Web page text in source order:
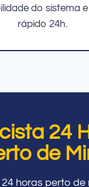
do sistema
rápido 24h.
24
de
horas perto de